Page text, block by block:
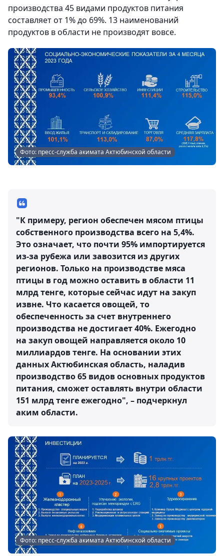
производства 45 видами продуктов питания
составляет от 1% до 69%. 13 наименований
продуктов в области не производят вовсе.
Фото: пресс-служба акимата Актюбинской области
"К примеру, регион обеспечен мясом птицы
собственного производства всего на 5,4%.
Это означает, что почти 95% импортируется
из-за рубежа или завозится из других
регионов. Только на производстве мяса
птицы в год можно оставить в области 11
млрд тенге, которые сейчас идут на закуп
извне. Что касается овощей, то
обеспеченность за счет внутреннего
производства не достигает 40%. Ежегодно
на закуп овощей направляется около 10
миллиардов тенге. На основании этих
данных Актюбинская область, наладив
производство 65 видов основных продуктов
питания, сможет оставлять внутри области
151 млрд тенге ежегодно", – подчеркнул
аким области.
Фото: пресс-служба акимата Актюбинской области